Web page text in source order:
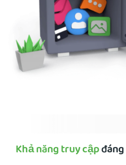
Khả năng truy cập